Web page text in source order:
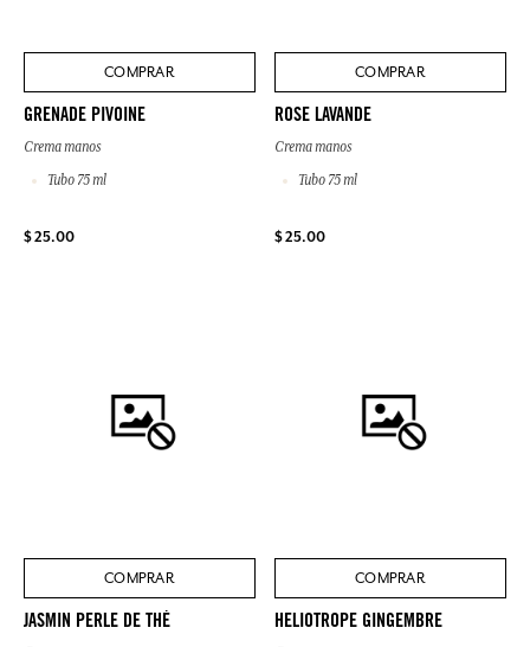
COMPRAR
GRENADE PIVOINE
Crema manos
Tubo 75 ml
$ 25.00
COMPRAR
ROSE LAVANDE
Crema manos
Tubo 75 ml
$ 25.00
COMPRAR
JASMIN PERLE DE THÉ
COMPRAR
HELIOTROPE GINGEMBRE